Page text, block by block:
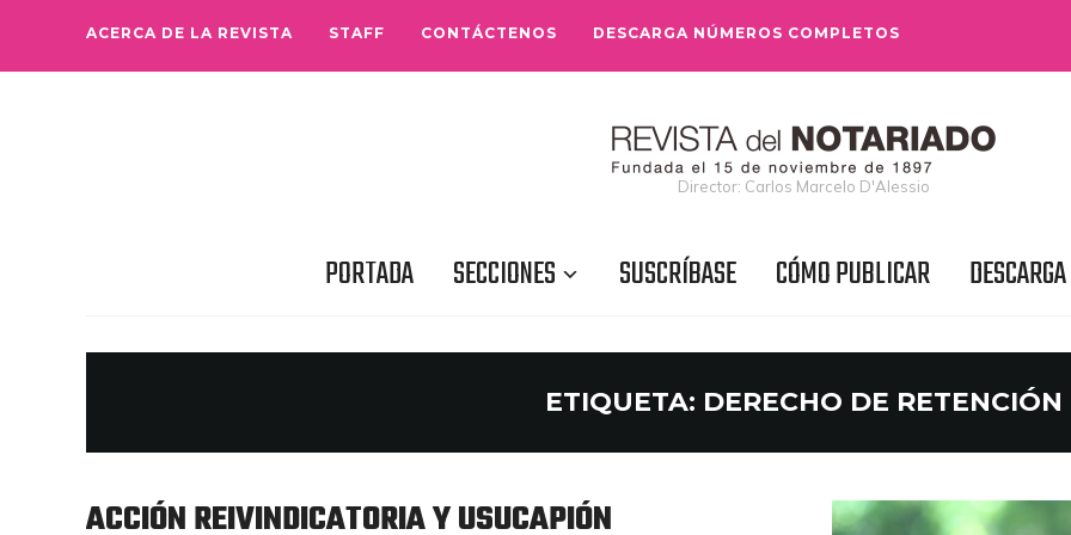
ACERCA DE LA REVISTA STAFF CONTÁCTENOS DESCARGA NÚMEROS COMPLETOS
Director: Carlos Marcelo D'Alessio
PORTADA SECCIONES SUSCRÍBASE CÓMO PUBLICAR
ETIQUETA: DERECHO DE RETENCIÓN
ACCIÓN REIVINDICATORIA Y USUCAPIÓN